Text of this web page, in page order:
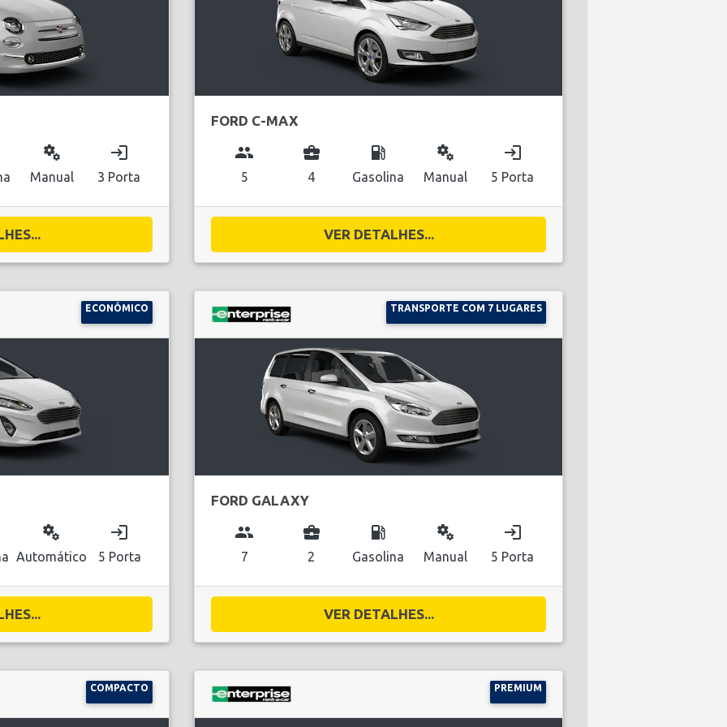
miscellaneous_services
Manual
login
3 Porta
FORD C-MAX
group
5
business_center
4
local_gas_station
Gasolina
miscellaneous_services
Manual
login
5 Porta
VER DETALHES...
ECONÓMICO
miscellaneous_services
Automático
login
5 Porta
TRANSPORTE COM 7 LUGARES
FORD GALAXY
group
7
business_center
2
local_gas_station
Gasolina
miscellaneous_services
Manual
login
5 Porta
VER DETALHES...
COMPACTO PREMIUM